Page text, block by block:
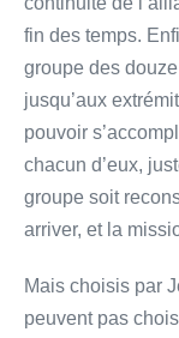
fin des temps.
groupe des
jusqu’aux
pouvoir
chacun d’eux,
groupe soit
arriver, et la
Mais choisis par
peuvent pas